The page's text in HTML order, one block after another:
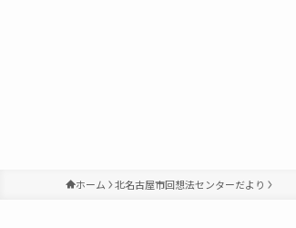
ホーム 北名古屋市回想法センターだより